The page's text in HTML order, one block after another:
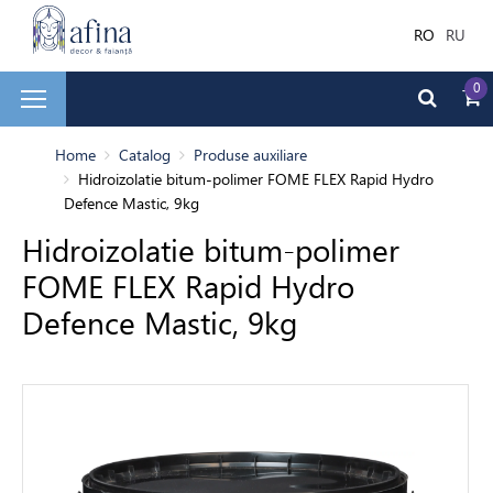
RO RU
faianță
de baie
de mascare
0
Home Catalog
Produse auxiliare
Hidroizolatie bitum-polimer FOME FLEX Rapid Hydro
Defence Mastic, 9kg
Hidroizolatie bitum-polimer
FOME FLEX Rapid Hydro
Defence Mastic, 9kg